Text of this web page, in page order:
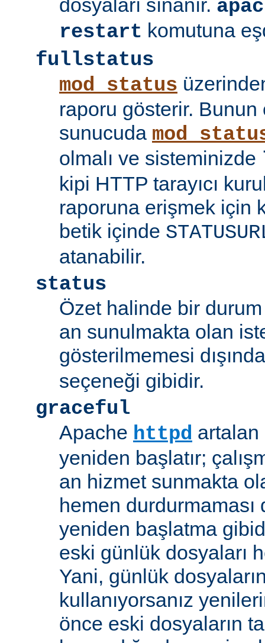
dosyaları sınanır.
restart komutuna
fullstatus
mod_status
raporu gösterir. Bunun
sunucuda
olmalı ve sisteminizde
kipi HTTP tarayıcı
raporuna erişmek için
betik içinde
atanabilir.
status
Özet halinde bir
an sunulmakta olan
gösterilmemesi
seçeneği gibidir.
graceful
Apache httpd
yeniden başlatır;
an hizmet sunmakta
hemen durdurmaması
yeniden başlatma
eski günlük dosyaları
Yani, günlük
kullanıyorsanız
önce eski dosyaların